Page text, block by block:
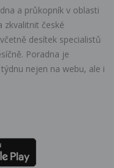
a průkopník v oblasti
zkvalitnit české
desítek specialistů
Poradna je
nejen na webu, ale i